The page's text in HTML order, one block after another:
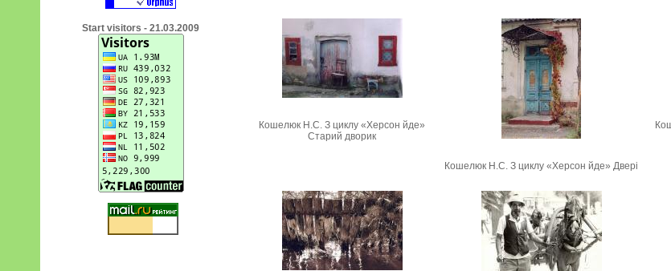
Start visitors - 21.03.2009
Кошелюк Н.С. З циклу «Херсон йде»
Старий дворик
Кошелюк Н.С. З циклу «Херсон йде» Двері